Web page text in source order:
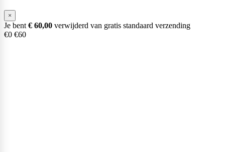
×
Je bent € 60,00 verwijderd van gratis standaard verzending
€0 €60